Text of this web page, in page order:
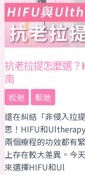
抗老拉提怎麼選
南
松弛
鬆弛
還在糾結「非侵入拉
思！HIFU和
兩個療程的功效都有
上存在較大差異。今
來選擇HIFU和Ul
選？
HIFU
與
Ultherapy
方
位
比
較
指
南